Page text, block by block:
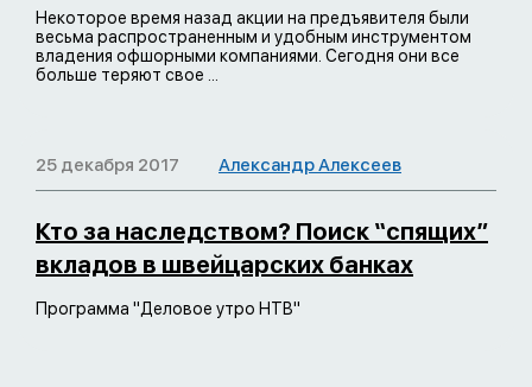
Некоторое время назад акции на предъявителя были
весьма распространенным и удобным инструментом
владения офшорными компаниями. Сегодня они все
больше теряют свое ...
25 декабря 2017 Александр Алексеев
Кто за наследством? Поиск “спящих”
вкладов в швейцарских банках
Программа "Деловое утро НТВ"